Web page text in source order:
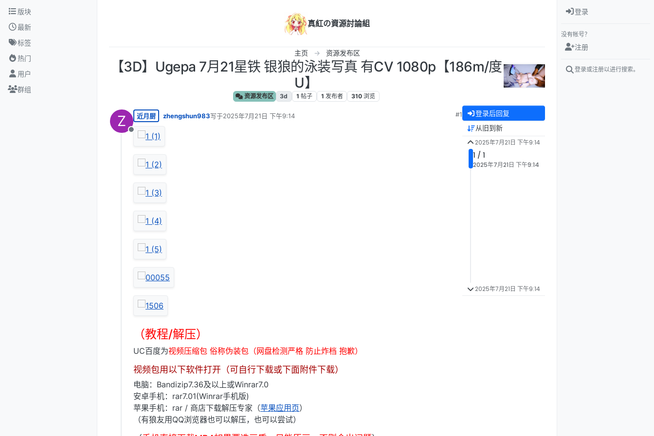
跳转至内容
版块
最新
标签
热门
用户
群组
真紅の資源討論組
主页 资源发布区
【3D】Ugepa 7月21星铁 银狼的泳装写真 有CV 1080p【186m/度
U】
资源发布区 3d 1 帖子 1 发布者 310 浏览
Z
离线
近月厨 zhengshun983写于2025年7月21日 下午9:14
最后由 编辑
#1
（教程/解压）
UC百度为视频压缩包 俗称伪装包（网盘检测严格 防止炸档 抱歉）
视频包用以下软件打开（可自行下载或下面附件下载）
电脑：Bandizip7.36及以上或Winrar7.0
安卓手机：rar7.01(Winrar手机版)
苹果手机：rar / 商店下载解压专家（苹果应用页）
（有狼友用QQ浏览器也可以解压，也可以尝试）
登录后回复
从旧到新
2025年7月21日 下午9:14
1 / 1
2025年7月21日 下午9:14
2025年7月21日 下午9:14
登录
没有帐号？
注册
登录或注册以进行搜索。